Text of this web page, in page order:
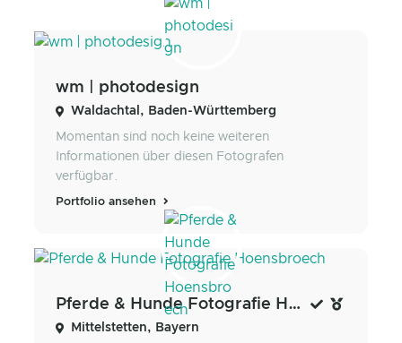
wm | photodesign
Waldachtal, Baden-Württemberg
Momentan sind noch keine weiteren
Informationen über diesen Fotografen
verfügbar.
Portfolio ansehen
Pferde & Hunde Fotografie Hoensbroech
Mittelstetten, Bayern